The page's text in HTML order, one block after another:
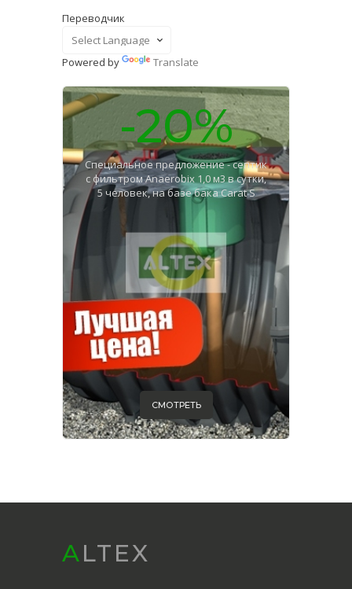
Переводчик
Powered by Translate
-20%
Специальное предложение - септик
с фильтром Anaerobix 1,0 м3 в сутки,
5 человек, на базе бака Carat S
СМОТРЕТЬ
ALTEX